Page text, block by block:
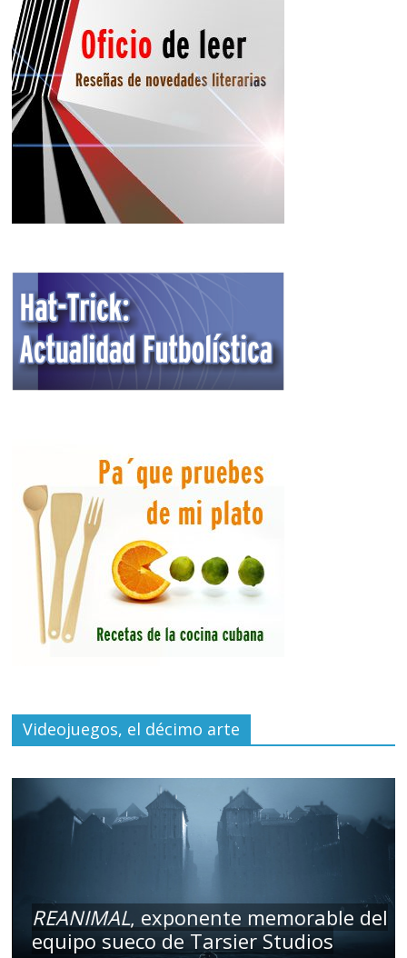
Videojuegos, el décimo arte
REANIMAL, exponente memorable del
equipo sueco de Tarsier Studios